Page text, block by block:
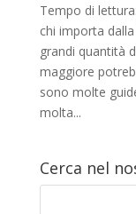
Tempo di
chi importa
grandi quantità
maggiore
sono molte
molta...
Cerca nel